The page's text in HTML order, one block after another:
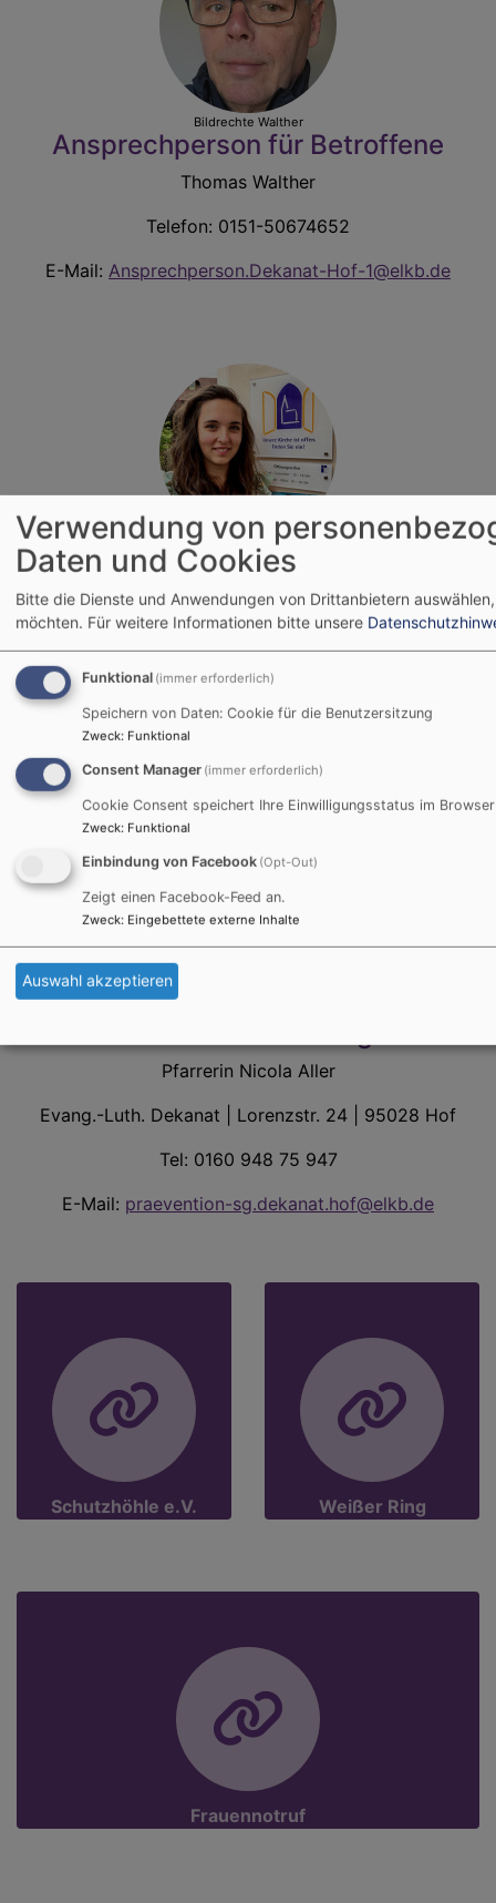
Bildrechte Walther
Ansprechperson für Betroffene
Thomas Walther
Telefon: 0151-50674652
E-Mail: Ansprechperson.Dekanat-Hof-1@elkb.de
Bildrechte Nicola Aller
DiePräventionsbeauftragteunseres Dekanates,
Pfarrerin Nicola Aller, kann in Fragen der
Umsetzung von Präventionsmaßnahmen
angesprochen werden. Sie hält das Thema
Prävention aktuell, plant Schulungen und kann
auch bei der Schutzkonzepterstellung
unterstützend mitwirken.
Sie arbeitet eng mit der Fachstelle zur Prävention
von sexualisierter Gewalt zusammen und ist
zertifizierteMultiplikatorin
und damit berechtigt,Basisschulungen
Gemeinden und Einrichtungen durchzuführen. Sie
Einrichtungen direkt oder über die Fachstelle der
Landeskirche angefragt werden.
Pfarrerin Nicola Aller
Evang.-Luth. Dekanat | Lorenzstr. 24 | 95028 Hof
Tel: 0160 948 75 947
E-Mail: praevention-sg.dekanat.hof@elkb.de
Schutzhöhle e.V. Weißer Ring
Frauennotruf
Verwendung von
Daten und Cookies
Bitte die Dienste und Anwendungen von Drittanbietern
möchten. Für weitere Informationen bitte unsere
Funktional (immer erforderlich)
Speichern von Daten: Cookie für die Benutzersitzung
Zweck: Funktional
Consent Manager (immer erforderlich)
Cookie Consent speichert Ihre Einwilligungsstatus im Browser
Zweck: Funktional
Einbindung von Facebook (Opt-Out)
Zeigt einen Facebook-Feed an.
Zweck: Eingebettete externe Inhalte
Auswahl akzeptieren